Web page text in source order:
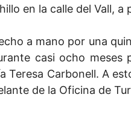
en la calle del Vall, a
a mano por una
casi ocho
Teresa Carbonell. A
de la Oficina de